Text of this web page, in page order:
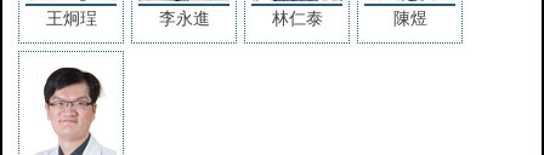
王炯珵 李永進 林仁泰 陳煜